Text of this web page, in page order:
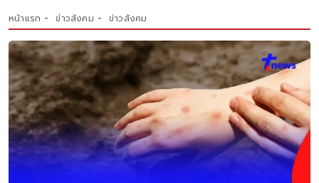
หน้าแรก ข่าวสังคม ข่าวสังคม